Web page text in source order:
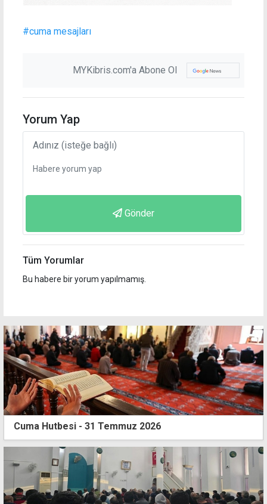
#cuma mesajları
MYKibris.com'a Abone Ol
Yorum Yap
Gönder
Tüm Yorumlar
Bu habere bir yorum yapılmamış.
Cuma Hutbesi - 31 Temmuz 2026